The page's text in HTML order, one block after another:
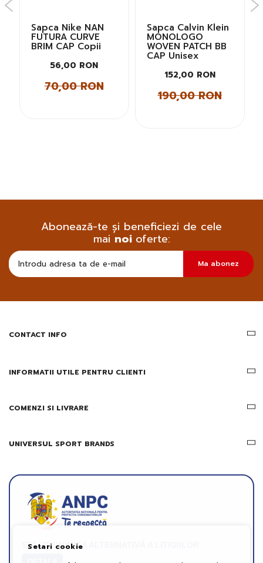
Sapca Nike NAN
FUTURA CURVE
BRIM CAP Copii
56,00 RON
70,00 RON
Sapca Calvin Klein
MONOLOGO
WOVEN PATCH BB
CAP Unisex
152,00 RON
190,00 RON
Abonează-te și beneficiezi de cele
mainoi oferte:
sa
primesc
informatii
Ma abonez
CONTACT INFO
INFORMATII UTILE PENTRU CLIENTI
COMENZI SI LIVRARE
UNIVERSUL SPORT BRANDS
SOLUȚIONAREA ALTERNATIVĂ A LITIGIILOR
Setari cookie